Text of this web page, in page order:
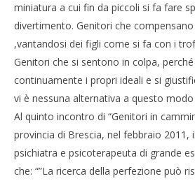
miniatura a cui fin da piccoli si fa fare
divertimento. Genitori che
,vantandosi dei figli come si fa con i
Genitori che si sentono in colpa,
continuamente i propri ideali e si
vi è nessuna alternativa a questo
Al quinto incontro di “Genitori in
provincia di Brescia, nel febbraio 2011,
psichiatra e psicoterapeuta di grande
che: “”La ricerca della perfezione può